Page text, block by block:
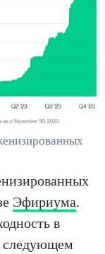
Эфириума.
в
следующем